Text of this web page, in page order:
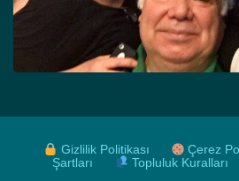
Gizlilik Politikası Çerez
Şartları
Topluluk Kuralları